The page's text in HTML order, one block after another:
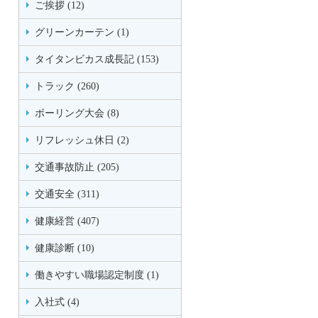
ご挨拶 (12)
グリーンカーテン (1)
タイタンビカス成長記 (153)
トラック (260)
ボーリング大会 (8)
リフレッシュ休日 (2)
交通事故防止 (205)
交通安全 (311)
健康経営 (407)
健康診断 (10)
働きやすい職場認定制度 (1)
入社式 (4)